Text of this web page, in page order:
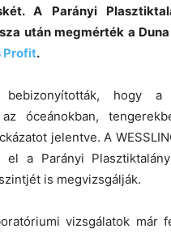
A Parányi
után megmérték a
Profit.
hogy a
óceánokban,
jelentve. A
el a Parányi
is megvizsgálják.
vizsgálatok már